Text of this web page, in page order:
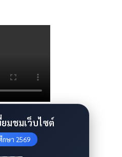
มชมเว็บไซต์
กษา 2569